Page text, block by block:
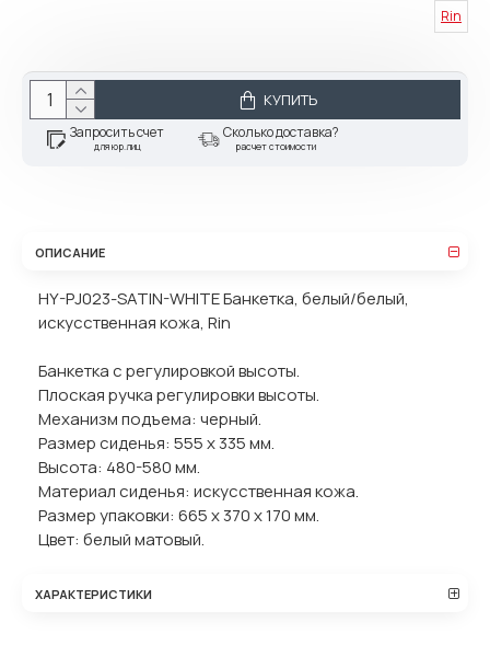
Rin
КУПИТЬ
Запросить счет
для юр.лиц
Сколько доставка?
расчет стоимости
ОПИСАНИЕ
HY-PJ023-SATIN-WHITE Банкетка, белый/белый,
искусственная кожа, Rin
Банкетка с регулировкой высоты.
Плоская ручка регулировки высоты.
Механизм подъема: черный.
Размер сиденья: 555 х 335 мм.
Высота: 480-580 мм.
Материал сиденья: искусственная кожа.
Размер упаковки: 665 х 370 х 170 мм.
Цвет: белый матовый.
ХАРАКТЕРИСТИКИ